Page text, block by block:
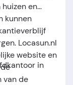
en
kunnen
Locasun.nl
website en
van de
in